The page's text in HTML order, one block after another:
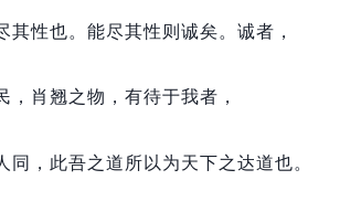
其性也。 能尽其性则诚矣。 诚者，
， 肖翘之物， 有待于我者，
同， 此吾之道所以为天下之达道也。